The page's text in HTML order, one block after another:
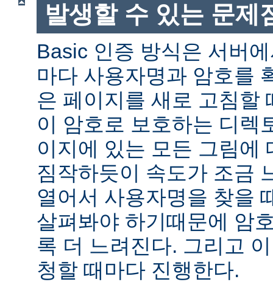
발생할 수 있는 문제
Basic 인증 방식은 서버
마다 사용자명과 암호를
은 페이지를 새로 고침할
이 암호로 보호하는 디렉
이지에 있는 모든 그림에
짐작하듯이 속도가 조금
열어서 사용자명을 찾을
살펴봐야 하기때문에 암
록 더 느려진다. 그리고
청할 때마다 진행한다.